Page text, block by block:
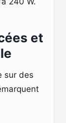
et
sur des